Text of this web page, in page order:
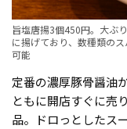
旨塩唐揚3個450円。大ぶ
に揚げており、数種類の
可能
定番の濃厚豚骨醤油
ともに開店すぐに売
品。ドロっとしたス